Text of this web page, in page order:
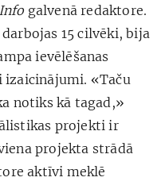
galvenā redaktore.
15 cilvēki, bija
ievēlēšanas
«Taču
notiks kā tagad,»
projekti ir
projekta strādā
aktīvi meklē